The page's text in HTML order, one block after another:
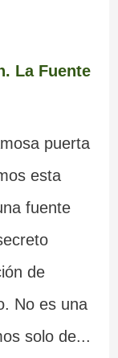
La Fuente
puerta
esta
fuente
de
No es una
solo de...